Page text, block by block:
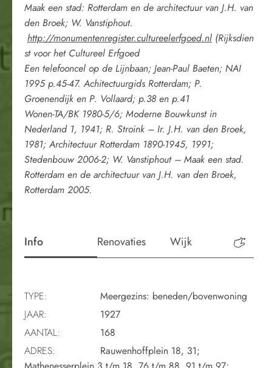
Maak een stad: Rotterdam en de architectuur van J.H. van
den Broek; W. Vanstiphout.
http://monumentenregister.cultureelerfgoed.nl (Rijksdien
st voor het Cultureel Erfgoed
Een telefooncel op de Lijnbaan; Jean-Paul Baeten; NAI
1995 p.45-47. Achitectuurgids Rotterdam; P.
Groenendijk en P. Vollaard; p.38 en p.41
Wonen-TA/BK 1980-5/6; Moderne Bouwkunst in
Nederland 1, 1941; R. Stroink – Ir. J.H. van den Broek,
1981; Architectuur Rotterdam 1890-1945, 1991;
Stedenbouw 2006-2; W. Vanstiphout – Maak een stad.
Rotterdam en de architectuur van J.H. van den Broek,
Rotterdam 2005.
Info Renovaties Wijk
TYPE:
Meergezins: beneden/bovenwoning
JAAR:
1927
AANTAL:
168
ADRES:
Rauwenhoffplein 18, 31;